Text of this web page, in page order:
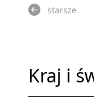
starsze
Kraj i